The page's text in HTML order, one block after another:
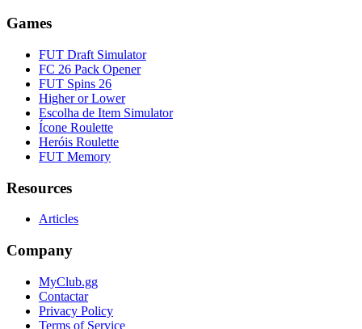
Games
FUT Draft Simulator
FC 26 Pack Opener
FUT Spins 26
Higher or Lower
Escolha de Item Simulator
Ícone Roulette
Heróis Roulette
FUT Memory
Resources
Articles
Company
MyClub.gg
Contactar
Privacy Policy
Terms of Service